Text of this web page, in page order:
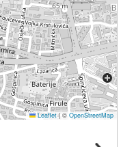
Leaflet |© OpenStreetMap